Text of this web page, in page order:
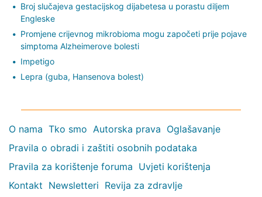
Broj slučajeva gestacijskog dijabetesa u porastu diljem
Engleske
Promjene crijevnog mikrobioma mogu započeti prije pojave
simptoma Alzheimerove bolesti
Impetigo
Lepra (guba, Hansenova bolest)
O nama Tko smo Autorska prava Oglašavanje
Pravila o obradi i zaštiti osobnih podataka
Pravila za korištenje foruma Uvjeti korištenja
Kontakt Newsletteri Revija za zdravlje